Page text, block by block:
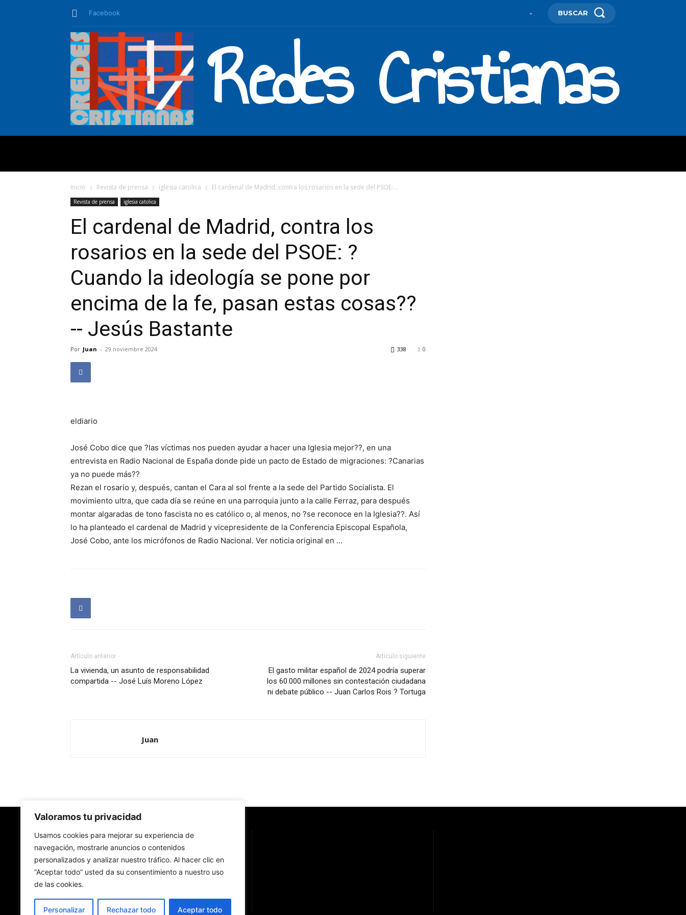
Valoramos tu privacidad
Usamos cookies para mejorar su experiencia de
navegación, mostrarle anuncios o contenidos
personalizados y analizar nuestro tráfico. Al hacer clic en
“Aceptar todo” usted da su consentimiento a nuestro uso
de las cookies.
Personalizar Rechazar todo Aceptar todo
Facebook - BUSCAR
Redes Cristianas
Inicio Revista de prensa iglesia catolica El cardenal de Madrid, contra los rosarios en la sede del PSOE:...
Revista de prensa iglesia catolica
El cardenal de Madrid, contra los
rosarios en la sede del PSOE: ?
Cuando la ideología se pone por
encima de la fe, pasan estas cosas??
-- Jesús Bastante
Por Juan - 29 noviembre 2024 0
338
eldiario
José Cobo dice que ?las víctimas nos pueden ayudar a hacer una Iglesia mejor??, en una
entrevista en Radio Nacional de España donde pide un pacto de Estado de migraciones: ?Canarias
ya no puede más??
Rezan el rosario y, después, cantan el Cara al sol frente a la sede del Partido Socialista. El
movimiento ultra, que cada día se reúne en una parroquia junto a la calle Ferraz, para después
montar algaradas de tono fascista no es católico o, al menos, no ?se reconoce en la Iglesia??. Así
lo ha planteado el cardenal de Madrid y vicepresidente de la Conferencia Episcopal Española,
José Cobo, ante los micrófonos de Radio Nacional. Ver noticia original en …
Artículo anterior
La vivienda, un asunto de responsabilidad
compartida -- José Luís Moreno López
Artículo siguiente
El gasto militar español de 2024 podría superar
los 60.000 millones sin contestación ciudadana
ni debate público -- Juan Carlos Rois ? Tortuga
Juan
Redes Cristianas
Una mirada alternativa sobre la Iglesia católica y la
- Colectivos de Redes Cristianas